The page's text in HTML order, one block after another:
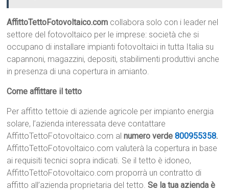
AffittoTettoFotovoltaico.com collabora solo con i leader nel
settore del fotovoltaico per le imprese: società che si
occupano di installare impianti fotovoltaici in tutta Italia su
capannoni, magazzini, depositi, stabilimenti produttivi anche
in presenza di una copertura in amianto.
Come affittare il tetto
Per affitto tettoie di aziende agricole per impianto energia
solare, l’azienda interessata deve contattare
AffittoTettoFotovoltaico.com alnumero verde800955358.
AffittoTettoFotovoltaico.com valuterà la copertura in base
ai requisiti tecnici sopra indicati. Se il tetto è idoneo,
AffittoTettoFotovoltaico.com proporrà un contratto di
affitto all’azienda proprietaria del tetto.Se la tua azienda è